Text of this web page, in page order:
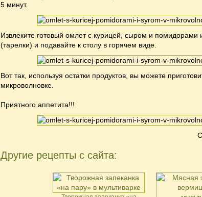
5 минут.
Извлеките готовый омлет с курицей, сыром и
(тарелки) и подавайте к столу в горячем виде.
Вот так, используя остатки продуктов, вы можете
микроволновке.
Приятного аппетита!!!
Другие рецепты с сайта: